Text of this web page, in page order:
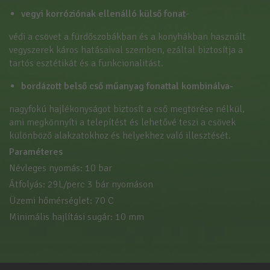
vegyi korróziónak ellenálló külső fonat-
védi a csövet a fürdőszobákban és a konyhákban használt
vegyszerek káros hatásaival szemben, ezáltal biztosítja a
tartós esztétikát és a funkcionalitást.
bordázott belső cső műanyag fonattal kombinálva-
nagyfokú hajlékonyságot biztosít a cső megtörése nélkül,
ami megkönnyíti a telepítést és lehetővé teszi a csövek
különböző alakzatokhoz és helyekhez való illesztését.
Paraméteres
Névleges nyomás: 10 bar
Átfolyás: 29L/perc 3 bár nyomáson
Üzemi hőmérséglet: 70 C
Minimális hajlítási sugár: 10 mm